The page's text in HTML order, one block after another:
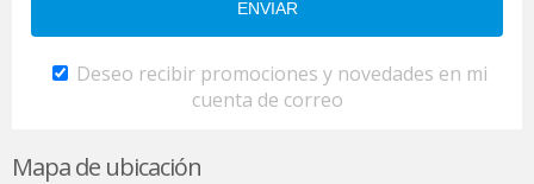
Deseo recibir promociones y novedades en mi
cuenta de correo
Mapa de ubicación